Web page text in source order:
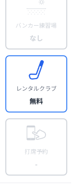
バンカー練習場
なし
レンタルクラブ
無料
打席予約
-